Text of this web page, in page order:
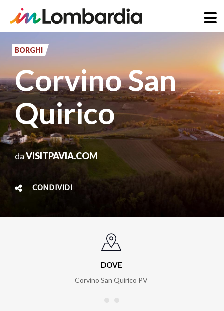
principale
BORGHI
Corvino San
Quirico
daVISITPAVIA.COM
CONDIVIDI
DOVE
Corvino San Quirico PV